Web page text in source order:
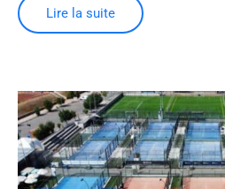
Lire la suite